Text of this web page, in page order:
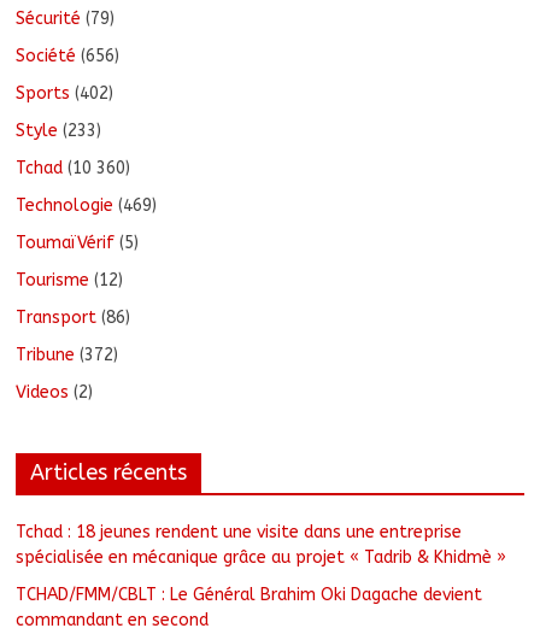
Sécurité (79)
Société (656)
Sports (402)
Style (233)
Tchad (10 360)
Technologie (469)
ToumaïVérif (5)
Tourisme (12)
Transport (86)
Tribune (372)
Videos (2)
Articles récents
Tchad : 18 jeunes rendent une visite dans une entreprise
spécialisée en mécanique grâce au projet « Tadrib & Khidmè »
TCHAD/FMM/CBLT : Le Général Brahim Oki Dagache devient
commandant en second